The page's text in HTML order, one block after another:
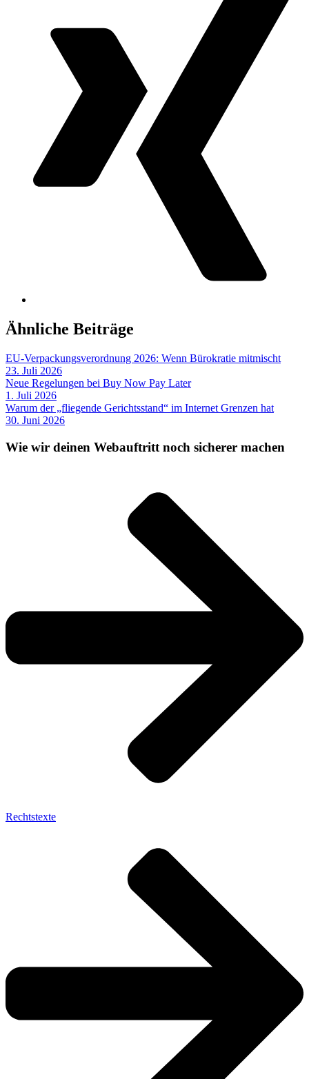
Ähnliche Beiträge
EU-Verpackungsverordnung 2026: Wenn Bürokratie mitmischt
23. Juli 2026
Neue Regelungen bei Buy Now Pay Later
1. Juli 2026
Warum der „fliegende Gerichtsstand“ im Internet Grenzen hat
30. Juni 2026
Wie wir deinen Webauftritt noch sicherer machen
Rechtstexte